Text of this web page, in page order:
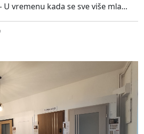
U vremenu kada se sve više mla...